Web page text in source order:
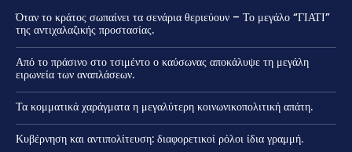
Όταν το κράτος σωπαίνει τα σενάρια θεριεύουν – Το μεγάλο “ΓΙΑΤΙ”
της αντιχαλαζικής προστασίας.
Από το πράσινο στο τσιμέντο ο καύσωνας αποκάλυψε τη μεγάλη
ειρωνεία των αναπλάσεων.
Τα κομματικά χαράγματα η μεγαλύτερη κοινωνικοπολιτική απάτη.
Κυβέρνηση και αντιπολίτευση: διαφορετικοί ρόλοι ίδια γραμμή.